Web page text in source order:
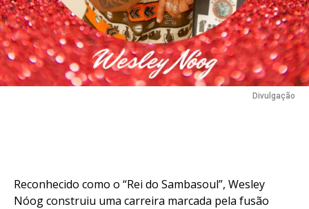
Divulgação
Reconhecido como o “Rei do Sambasoul”, Wesley
Nóog construiu uma carreira marcada pela fusão